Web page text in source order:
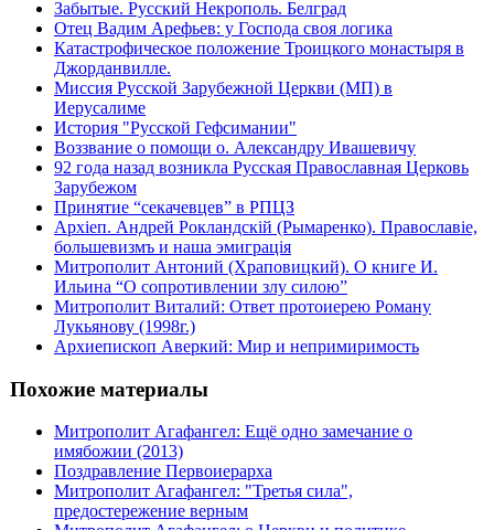
Забытые. Русский Некрополь. Белград
Отец Вадим Арефьев: у Господа своя логика
Катастрофическое положение Троицкого монастыря в
Джорданвилле.
Миссия Русской Зарубежной Церкви (МП) в
Иерусалиме
История "Русской Гефсимании"
Воззвание о помощи о. Александру Ивашевичу
92 года назад возникла Русская Православная Церковь
Зарубежом
Принятие “секачевцев” в РПЦЗ
Архіеп. Андрей Рокландскій (Рымаренко). Православiе,
большевизмъ и наша эмиграцiя
Митрополит Антоний (Храповицкий). О книге И.
Ильина “О сопротивлении злу силою”
Митрополит Виталий: Ответ протоиерею Роману
Лукьянову (1998г.)
Архиепископ Аверкий: Мир и непримиримость
Похожие материалы
Митрополит Агафангел: Ещё одно замечание о
имябожии (2013)
Поздравление Первоиерарха
Митрополит Агафангел: "Третья сила",
предостережение верным